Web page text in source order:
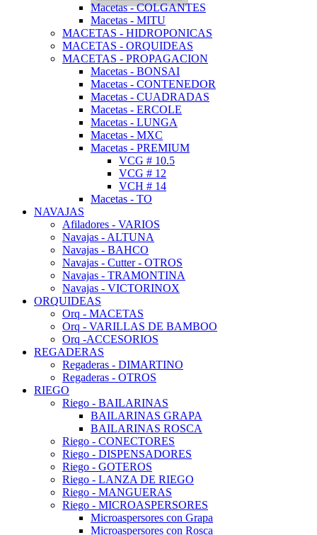
Macetas - COLGANTES
Macetas - MITU
MACETAS - HIDROPONICAS
MACETAS - ORQUIDEAS
MACETAS - PROPAGACION
Macetas - BONSAI
Macetas - CONTENEDOR
Macetas - CUADRADAS
Macetas - ERCOLE
Macetas - LUNGA
Macetas - MXC
Macetas - PREMIUM
VCG # 10.5
VCG # 12
VCH # 14
Macetas - TO
NAVAJAS
Afiladores - VARIOS
Navajas - ALTUNA
Navajas - BAHCO
Navajas - Cutter - OTROS
Navajas - TRAMONTINA
Navajas - VICTORINOX
ORQUIDEAS
Orq - MACETAS
Orq - VARILLAS DE BAMBOO
Orq -ACCESORIOS
REGADERAS
Regaderas - DIMARTINO
Regaderas - OTROS
RIEGO
Riego - BAILARINAS
BAILARINAS GRAPA
BAILARINAS ROSCA
Riego - CONECTORES
Riego - DISPENSADORES
Riego - GOTEROS
Riego - LANZA DE RIEGO
Riego - MANGUERAS
Riego - MICROASPERSORES
Microaspersores con Grapa
Microaspersores con Rosca